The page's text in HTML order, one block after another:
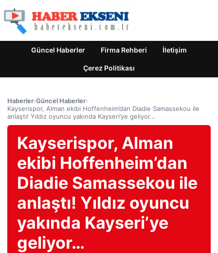
Güncel Haberler Firma Rehberi İletişim
Çerez Politikası
Haberler›Güncel Haberler›
Kayserispor, Alman ekibi Hoffenheim’dan Diadie Samassekou ile
anlaştı! Yıldız oyuncu yakında Kayseri’ye geliyor…
Kayserispor, Alman
ekibi Hoffenheim’dan
Diadie Samassekou ile
anlaştı! Yıldız oyuncu
yakında Kayseri’ye
geliyor…